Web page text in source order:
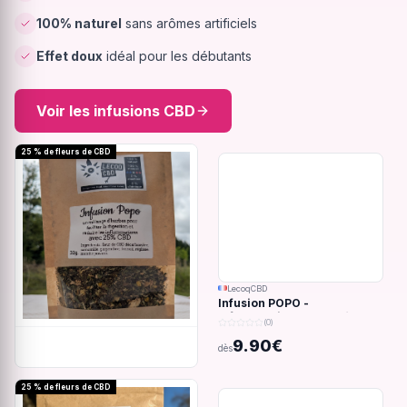
100% naturel sans arômes artificiels
Effet doux idéal pour les débutants
Voir les infusions CBD
25 % de fleurs de CBD
LecoqCBD
Infusion POPO -
Inflammations du système
digestif - 32g
(0)
dès9.90€
25 % de fleurs de CBD